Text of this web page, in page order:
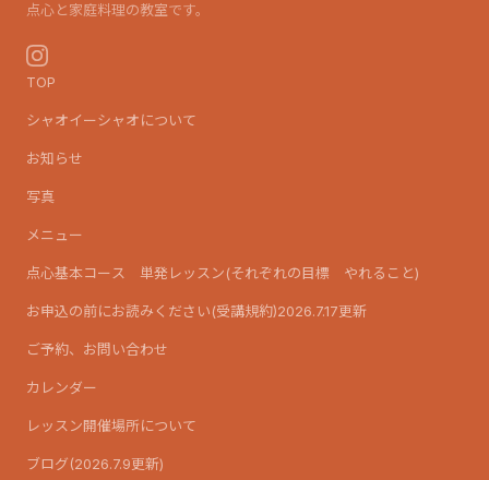
点心と家庭料理の教室です。
TOP
シャオイーシャオについて
お知らせ
写真
メニュー
点心基本コース 単発レッスン(それぞれの目標 やれること)
お申込の前にお読みください(受講規約)2026.7.17更新
ご予約、お問い合わせ
カレンダー
レッスン開催場所について
ブログ(2026.7.9更新)